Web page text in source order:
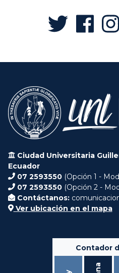
Ciudad Universitaria
Ecuador
07 2593550 (Opción 1 -
07 2593550 (Opción 2 -
Contáctanos:
Ver ubicación en el mapa
Contador